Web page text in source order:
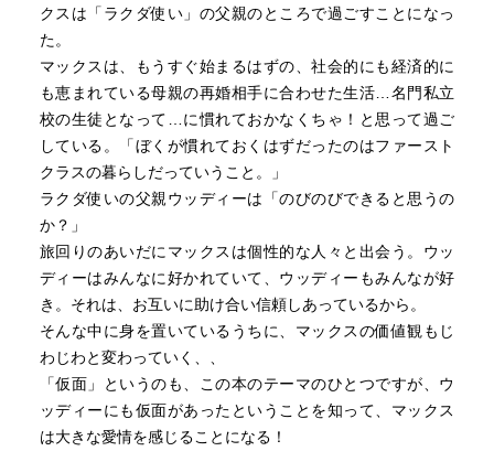
小さな価値観から脱却する一夏の物語であると思う。
そして余談だが、マックスをそうした存在にしたのはマッ
クスの母親の価値観で、マックスの母親の価値観がそうな
ったのは、マックスを妊娠した時に、両親から祝福されな
かったせいではないかと思った。子どもは親の価値観にか
なり影響を受ける。そういう意味では、マックスの母親
も、自分の親から、その後の人生に大きな影響を与える仕
打ちを受けたのではないかと想像した。
サブリナについての記述が少ないが、実は彼女のことにつ
いては、あまりよくわからなかったのだ。彼女が集めてい
るものが一体何を意味するのか。彼女の言っていることは
何なのか。
解説に、仮面についての記述があるが、ここにおいてもま
た然りである。
しかしこの作品のタイトルは『800番への旅』なので、物語
クスは「ラクダ使い」の父親のところで過ごすことになっ
た。
マックスは、もうすぐ始まるはずの、社会的にも経済的に
も恵まれている母親の再婚相手に合わせた生活…名門私立
校の生徒となって…に慣れておかなくちゃ！と思って過ご
している。「ぼくが慣れておくはずだったのはファースト
クラスの暮らしだっていうこと。」
ラクダ使いの父親ウッディーは「のびのびできると思うの
か？」
旅回りのあいだにマックスは個性的な人々と出会う。ウッ
ディーはみんなに好かれていて、ウッディーもみんなが好
き。それは、お互いに助け合い信頼しあっているから。
そんな中に身を置いているうちに、マックスの価値観もじ
わじわと変わっていく、、
「仮面」というのも、この本のテーマのひとつですが、ウ
ッディーにも仮面があったということを知って、マックス
は大きな愛情を感じることになる！